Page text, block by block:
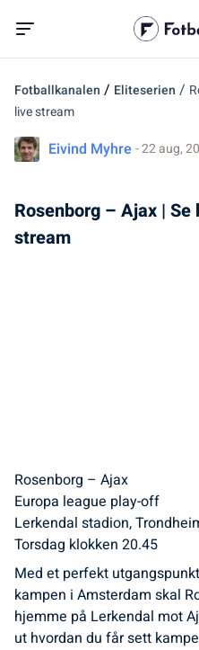
Fotballkanalen / Eliteserien /
live stream
Eivind Myhre - 22 aug,
Rosenborg – Ajax |
stream
Rosenborg – Ajax
Europa league play-off
Lerkendal stadion,
Torsdag klokken 20.45
Med et perfekt
kampen i Amsterdam skal
hjemme på Lerkendal mot
ut hvordan du får sett